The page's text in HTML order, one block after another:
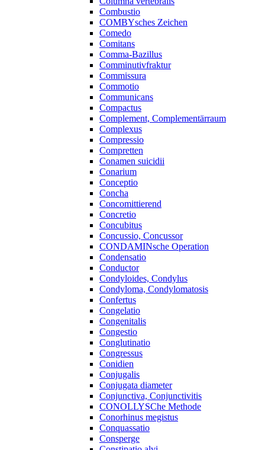
Combustio
COMBYsches Zeichen
Comedo
Comitans
Comma-Bazillus
Comminutivfraktur
Commissura
Commotio
Communicans
Compactus
Complement, Complementärraum
Complexus
Compressio
Compretten
Conamen suicidii
Conarium
Conceptio
Concha
Concomittierend
Concretio
Concubitus
Concussio, Concussor
CONDAMINsche Operation
Condensatio
Conductor
Condyloides, Condylus
Condyloma, Condylomatosis
Confertus
Congelatio
Congenitalis
Congestio
Conglutinatio
Congressus
Conidien
Conjugalis
Conjugata diameter
Conjunctiva, Conjunctivitis
CONOLLYSChe Methode
Conorhinus megistus
Conquassatio
Consperge